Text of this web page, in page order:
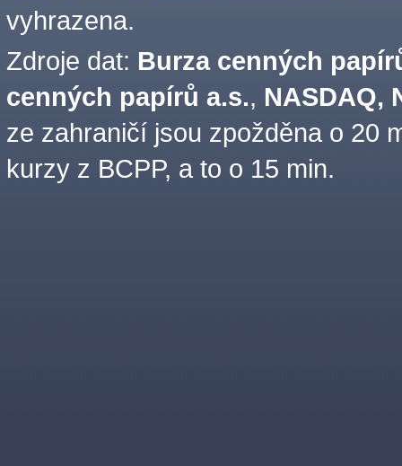
vyhrazena.
Zdroje dat: Burza cenných
cenných papírů a.s., NASDAQ,
ze zahraničí jsou zpožděna o 20
kurzy z BCPP, a to o 15 min.